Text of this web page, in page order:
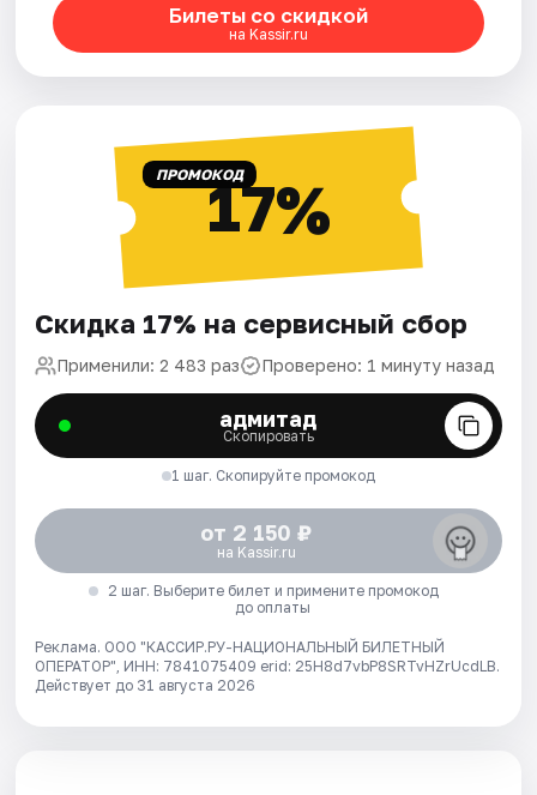
Билеты со скидкой
на Kassir.ru
ПРОМОКОД17%
Скидка 17% на сервисный сбор
Применили: 2 483 раз Проверено: 1 минуту назад
адмитад
Скопировать
1 шаг. Скопируйте промокод
от 2 150 ₽
на Kassir.ru
2 шаг. Выберите билет и примените промокод
до оплаты
Реклама. ООО "КАССИР.РУ-НАЦИОНАЛЬНЫЙ БИЛЕТНЫЙ
ОПЕРАТОР", ИНН: 7841075409 erid: 25H8d7vbP8SRTvHZrUcdLB.
Действует до 31 августа 2026